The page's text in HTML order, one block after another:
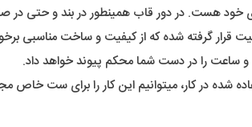
خود هست. در دور قاب همینطور در بند و حتی
قرار گرفته شده که از کیفیت و ساخت مناسبی
و ساعت را در دست شما محکم پیوند خواهد داد.
شده در کار، میتوانیم این کار را برای ست خاص